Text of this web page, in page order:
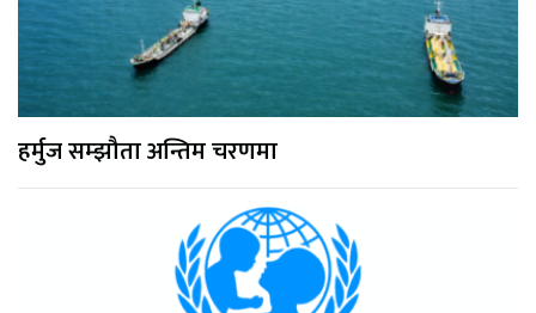
हर्मुज सम्झौता अन्तिम चरणमा